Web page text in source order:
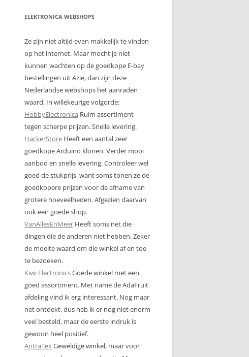
ELEKTRONICA WEBSHOPS
Ze zijn niet altijd even makkelijk te vinden
op het internet. Maar mocht je niet
kunnen wachten op de goedkope E-bay
bestellingen uit Azië, dan zijn deze
Nederlandse webshops het aanraden
waard. In willekeurige volgorde:
HobbyElectronica Ruim assortiment
tegen scherpe prijzen. Snelle levering.
HackerStore Heeft een aantal zeer
goedkope Arduino klonen. Verder mooi
aanbod en snelle levering. Controleer wel
goed de stukprijs, want soms tonen ze de
goedkopere prijzen voor de afname van
grotere hoeveelheden. Afgezien daarvan
ook een goede shop.
VanAllesEnMeer Heeft soms net die
dingen die de anderen niet hebben. Zeker
de moeite waard om die winkel af en toe
te bezoeken.
Kiwi ElectronicsGoede winkel met een
goed assortiment. Met name de AdaFruit
afdeling vind ik erg interessant. Nog maar
net ontdekt, dus heb ik er nog niet enorm
veel besteld, maar de eerste indruk is
gewoon heel positief.
AntraTekGeweldige winkel, maar voor